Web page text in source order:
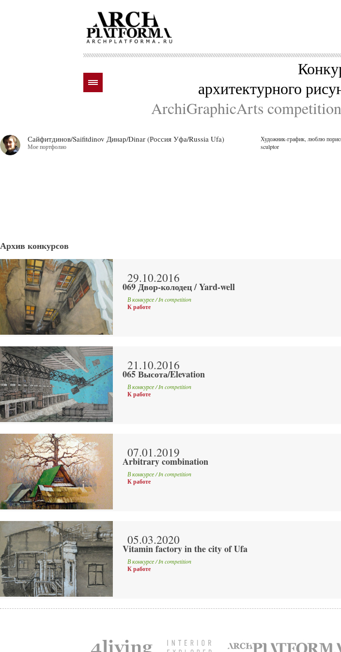
архитектурного
ArchiGraphicArts
Сайфитдинов/Saifitdinov Динар/Dinar (Россия Уфа/Russia Ufa)
Мое портфолио
Художник-график, люблю
sculptor
Архив конкурсов
29.10.2016
069 Двор-колодец / Yard-well
В конкурсе / In competition
К работе
21.10.2016
065 Высота/Elevation
В конкурсе / In competition
К работе
07.01.2019
Arbitrary combination
В конкурсе / In competition
К работе
05.03.2020
Vitamin factory in the city of Ufa
В конкурсе / In competition
К работе